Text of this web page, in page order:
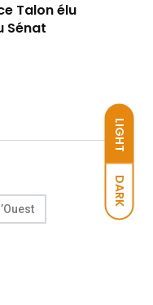
LIGHT
DARK
Talon élu
Sénat